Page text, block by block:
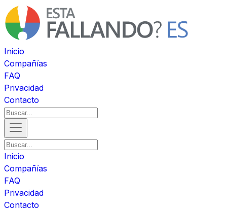
Inicio
Compañías
FAQ
Privacidad
Contacto
Inicio
Compañías
FAQ
Privacidad
Contacto